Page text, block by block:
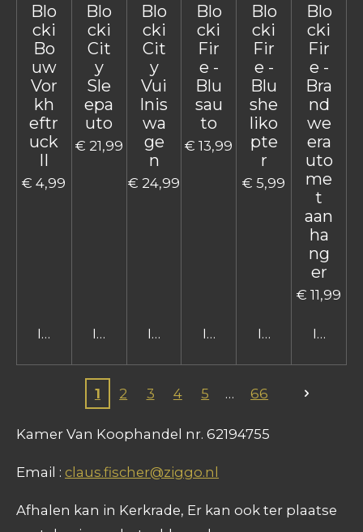
Blo
cki
Bo
uw
Vor
kh
eftr
uck
II
€ 4,99
In winkelwagen
Blo
cki
Cit
y
Sle
epa
uto
€ 21,99
In winkelwagen
Blo
cki
Cit
y
Vui
lnis
wa
ge
n
€ 24,99
In winkelwagen
Blo
cki
Fir
e -
Blu
sau
to
€ 13,99
In winkelwagen
Blo
cki
Fir
e -
Blu
she
liko
pte
r
€ 5,99
In
Blo
cki
Fir
e -
Bra
nd
we
era
uto
me
t
aan
ha
ng
er
€ 11,99
In
1 2 3 4 5 66
Kamer Van Koophandel nr. 62194755
Email : claus.fischer@ziggo.nl
Afhalen kan in Kerkrade, Er kan ook ter plaatse